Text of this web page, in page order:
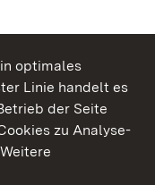
optimales
Linie handelt es
der Seite
zu Analyse-